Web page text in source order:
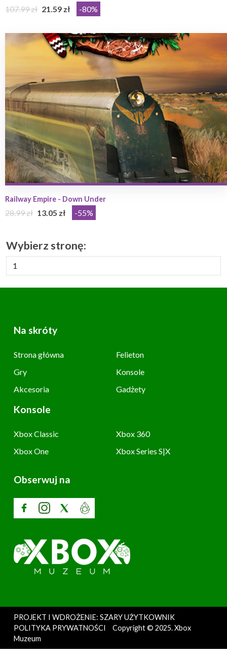
107.99 zł 21.59 zł -80%
Railway Empire - Down Under
28.99 zł 13.05 zł -55%
Wybierz stronę:
Na skróty
Strona główna
Felieton
Gry
Konsole
Akcesoria
Gadżety
Konsole
Xbox Classic
Xbox 360
Xbox One
Xbox Series S|X
Obserwuj na
PROJEKT I WDROŻENIE: SZARY UŻYTKOWNIK
POLITYKA PRYWATNOŚCI
Copyright © 2025. Xbox
Muzeum